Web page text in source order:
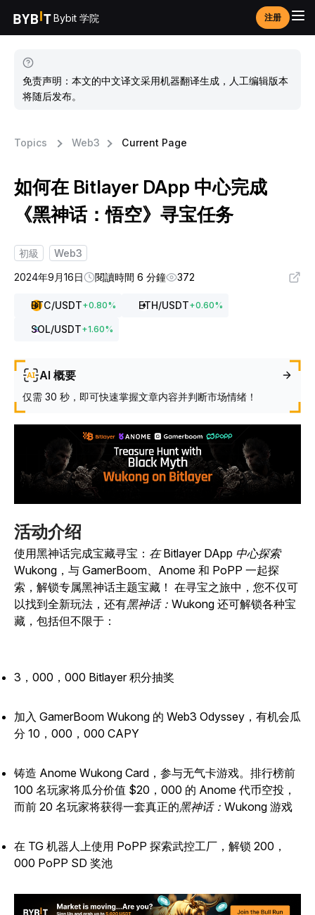
Bybit 学院 注册
免责声明：本文的中文译文采用机器翻译生成，人工编辑版本
将随后发布。
Topics Web3 Current Page
如何在 Bitlayer DApp 中心完成
《黑神话：悟空》寻宝任务
初級
Web3
2024年9月16日
閱讀時間 6 分鐘 372
BTC/USDT+0.80% ETH/USDT+0.60%
SOL/USDT+1.60%
AI 概要
仅需 30 秒，即可快速掌握文章内容并判断市场情绪！
活动介绍
使用黑神话完成宝藏寻宝： 在 Bitlayer DApp 中心探索
Wukong ，与 GamerBoom、Anome 和 PoPP 一起探
索，解锁专属黑神话主题宝藏！ 在寻宝之旅中，您不仅可
以找到全新玩法， 还有黑神话：Wukong 还可解锁各种宝
藏，包括但不限于：
3，000，000 Bitlayer 积分抽奖
加入 GamerBoom Wukong 的 Web3 Odyssey，有机会瓜
分 10，000，000 CAPY
铸造 Anome Wukong Card，参与无气卡游戏。排行榜前
100 名玩家将瓜分价值 $20，000 的 Anome 代币空投，
而前 20 名玩家将获得一套真正的黑神话：Wukong 游戏
在 TG 机器人上使用 PoPP 探索武控工厂，解锁 200，
000 PoPP SD 奖池